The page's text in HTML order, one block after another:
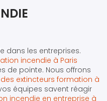
dans les entreprises.
incendie à Paris
de pointe. Nous offrons
extincteurs formation à
équipes savent réagir
incendie en entreprise à